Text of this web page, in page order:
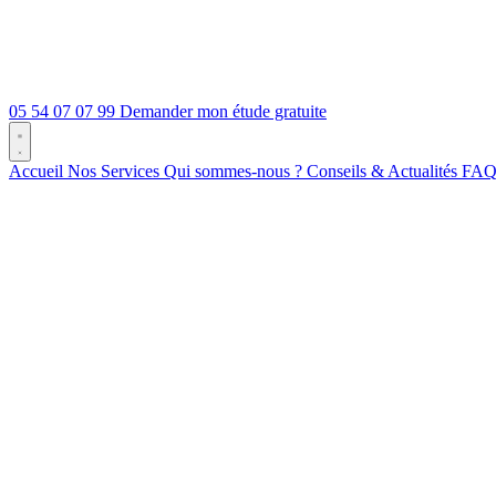
05 54 07 07 99 Demander mon étude gratuite
Accueil Nos Services Qui sommes-nous ? Conseils & Actualités FAQ